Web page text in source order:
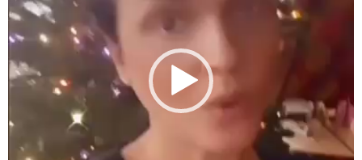
е
е
р